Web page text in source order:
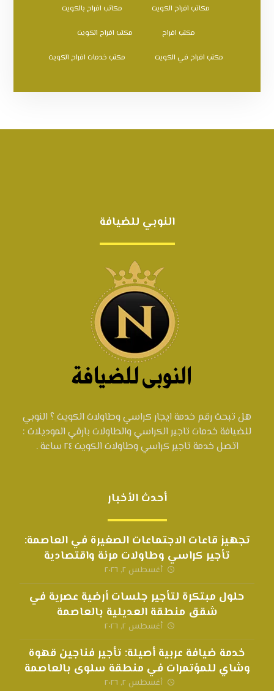
مكاتب افراح الكويت مكاتب افراح بالكويت
مكتب افراح مكتب افراح الكويت
مكتب افراح في الكويت مكتب خدمات افراح الكويت
النوبي للضيافة
هل تبحث رقم خدمة ايجار كراسي وطاولات الكويت ؟ النوبي
للضيافة خدمات تاجير الكراسي والطاولات بارقي الموديلات :
اتصل خدمة تاجير كراسي وطاولات الكويت ٢٤ ساعة .
أحدث الأخبار
تجهيز قاعات الاجتماعات الصغيرة في العاصمة:
تأجير كراسي وطاولات مرنة واقتصادية
أغسطس ٢, ٢٠٢٦
حلول مبتكرة لتأجير جلسات أرضية عصرية في
شقق منطقة العديلية بالعاصمة
أغسطس ٢, ٢٠٢٦
خدمة ضيافة عربية أصيلة: تأجير فناجين قهوة
وشاي للمؤتمرات في منطقة سلوى بالعاصمة
أغسطس ٢, ٢٠٢٦